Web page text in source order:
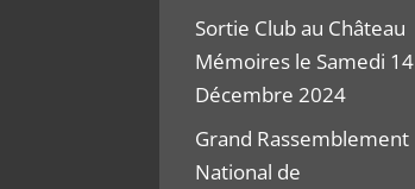
Sortie Club au Château
Mémoires le Samedi 14
Décembre 2024
Grand Rassemblement
National de